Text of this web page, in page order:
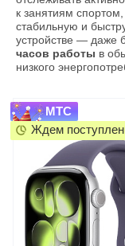
к занятиям
стабильную и
устройстве — даже
часов работы в
низкого
МТС
Ждем